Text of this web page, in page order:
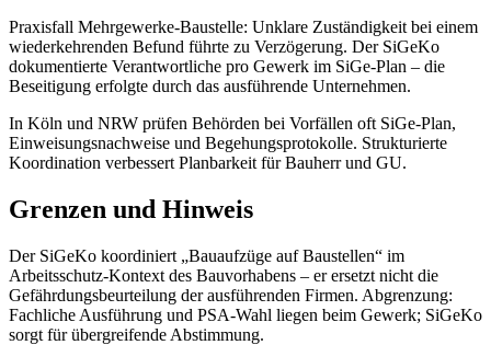
Praxisfall Mehrgewerke-Baustelle: Unklare Zuständigkeit bei einem
wiederkehrenden Befund führte zu Verzögerung. Der SiGeKo
dokumentierte Verantwortliche pro Gewerk im SiGe-Plan – die
Beseitigung erfolgte durch das ausführende Unternehmen.
In Köln und NRW prüfen Behörden bei Vorfällen oft SiGe-Plan,
Einweisungsnachweise und Begehungsprotokolle. Strukturierte
Koordination verbessert Planbarkeit für Bauherr und GU.
Grenzen und Hinweis
Der SiGeKo koordiniert „Bauaufzüge auf Baustellen“ im
Arbeitsschutz-Kontext des Bauvorhabens – er ersetzt nicht die
Gefährdungsbeurteilung der ausführenden Firmen. Abgrenzung:
Fachliche Ausführung und PSA-Wahl liegen beim Gewerk; SiGeKo
sorgt für übergreifende Abstimmung.